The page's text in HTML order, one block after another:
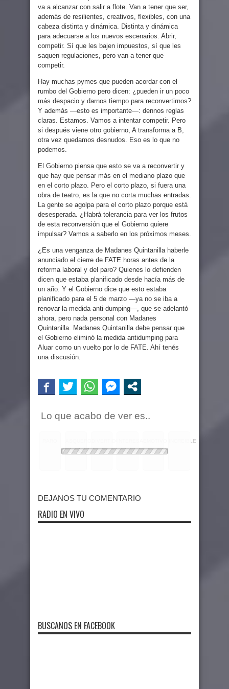
va a alcanzar con salir a flote. Van a tener que ser,
además de resilientes, creativos, flexibles, con una
cabeza distinta y dinámica. Distinta y dinámica
para adecuarse a los nuevos escenarios. Abrir,
competir. Sí que les bajen impuestos, sí que les
saquen regulaciones, pero van a tener que
competir.
Hay muchas pymes que pueden acordar con el
rumbo del Gobierno pero dicen: ¿pueden ir un poco
más despacio y darnos tiempo para reconvertirnos?
Y además —esto es importante—: dennos reglas
claras. Estamos. Vamos a intentar competir. Pero
si después viene otro gobierno, A transforma a B,
otra vez quedamos desnudos. Eso es lo que no
podemos.
El Gobierno piensa que esto se va a reconvertir y
que hay que pensar más en el mediano plazo que
en el corto plazo. Pero el corto plazo, si fuera una
obra de teatro, es la que no corta muchas entradas.
La gente se agolpa para el corto plazo porque está
desesperada. ¿Habrá tolerancia para ver los frutos
de esta reconversión que el Gobierno quiere
impulsar? Vamos a saberlo en los próximos meses.
¿Es una venganza de Madanes Quintanilla haberle
anunciado el cierre de FATE horas antes de la
reforma laboral y del paro? Quienes lo defienden
dicen que estaba planificado desde hacía más de
un año. Y el Gobierno dice que esto estaba
planificado para el 5 de marzo —ya no se iba a
renovar la medida anti-dumping—, que se adelantó
ahora, pero nada personal con Madanes
Quintanilla. Madanes Quintanilla debe pensar que
el Gobierno eliminó la medida antidumping para
Aluar como un vuelto por lo de FATE. Ahí tenés
una discusión.
Lo que acabo de ver es..
INCREIBLE
DEJANOS TU COMENTARIO
RADIO EN VIVO
BUSCANOS EN FACEBOOK